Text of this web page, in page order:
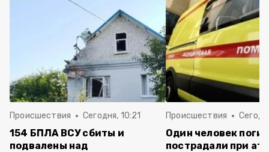
Происшествия Сегодня, 10:21
154 БПЛА ВСУ сбиты и
подвалены над
Происшествия
Один человек
пострадали при